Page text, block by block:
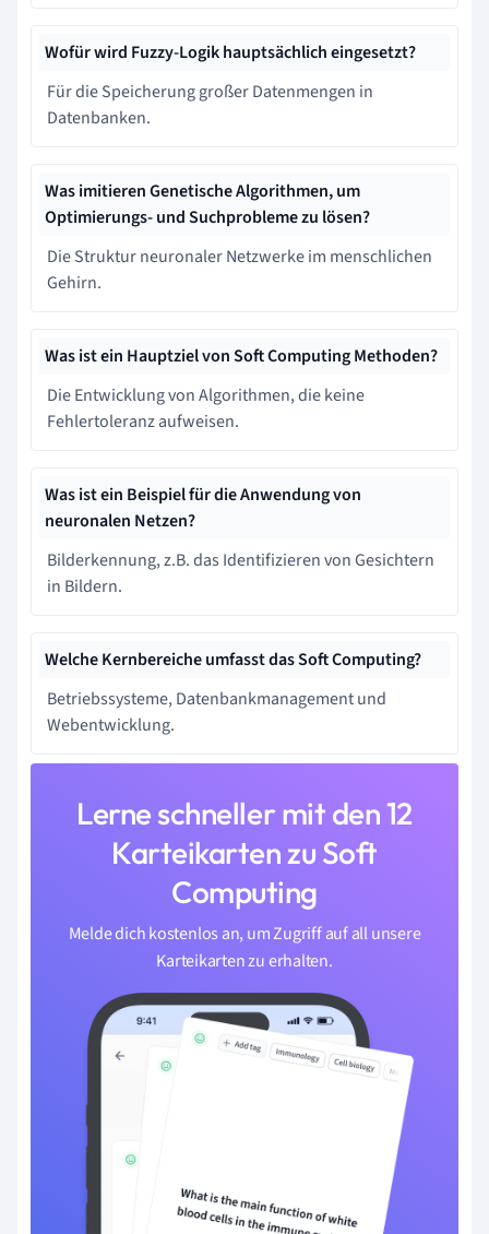
Wofür wird Fuzzy-Logik hauptsächlich eingesetzt?
Für die Speicherung großer Datenmengen in
Datenbanken.
Was imitieren Genetische Algorithmen, um
Optimierungs- und Suchprobleme zu lösen?
Die Struktur neuronaler Netzwerke im menschlichen
Gehirn.
Was ist ein Hauptziel von Soft Computing Methoden?
Die Entwicklung von Algorithmen, die keine
Fehlertoleranz aufweisen.
Was ist ein Beispiel für die Anwendung von
neuronalen Netzen?
Bilderkennung, z.B. das Identifizieren von Gesichtern
in Bildern.
Welche Kernbereiche umfasst das Soft Computing?
Betriebssysteme, Datenbankmanagement und
Webentwicklung.
Lerne schneller mit den 12
Karteikarten zu Soft
Computing
Melde dich kostenlos an, um Zugriff auf all unsere
Karteikarten zu erhalten.